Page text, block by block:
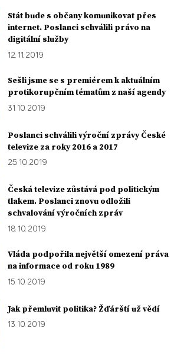
Stát bude s občany komunikovat přes
internet. Poslanci schválili právo na
digitální služby
12. 11. 2019
Sešli jsme se s premiérem k aktuálním
protikorupčním tématům z naší agendy
31. 10. 2019
Poslanci schválili výroční zprávy České
televize za roky 2016 a 2017
25. 10. 2019
Česká televize zůstává pod politickým
tlakem. Poslanci znovu odložili
schvalování výročních zpráv
18. 10. 2019
Vláda podpořila největší omezení práva
na informace od roku 1989
15. 10. 2019
Jak přemluvit politika? Žďárští už vědí
13. 10. 2019